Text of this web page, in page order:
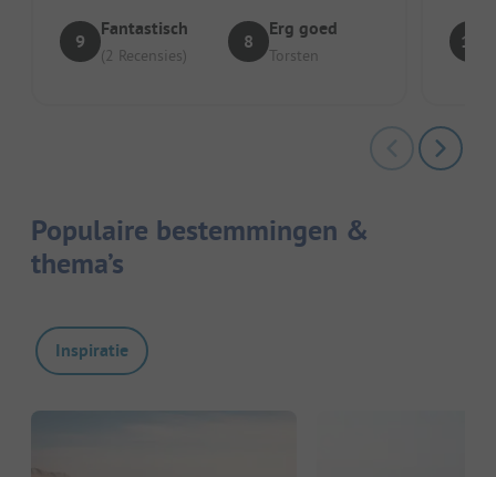
9
Fantastisch
(2 Recensies)
8
Erg goed
Torsten
10
Populaire bestemmingen &
thema’s
Inspiratie